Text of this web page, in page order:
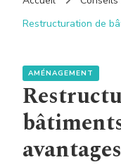
Restructuration de
AMÉNAGEMENT